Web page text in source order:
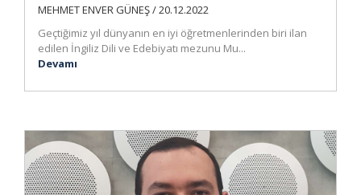
MEHMET ENVER GÜNEŞ / 20.12.2022
Geçtiğimiz yıl dünyanın en iyi öğretmenlerinden biri ilan
edilen İngiliz Dili ve Edebiyatı mezunu Mu...
Devamı